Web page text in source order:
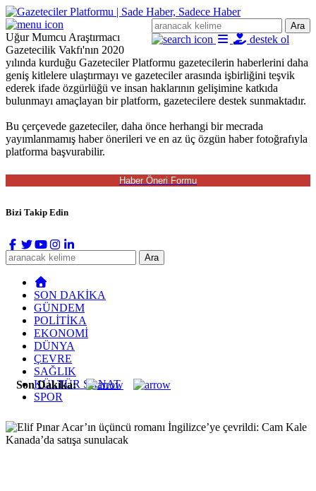
Ara
destek ol
Uğur Mumcu Araştırmacı
Gazetecilik Vakfı'nın 2020
yılında kurduğu Gazeteciler Platformu gazetecilerin haberlerini daha
geniş kitlelere ulaştırmayı ve gazeteciler arasında işbirliğini teşvik
ederek ifade özgürlüğü ve insan haklarının gelişimine katkıda
bulunmayı amaçlayan bir platform, gazetecilere destek sunmaktadır.
Bu çerçevede gazeteciler, daha önce herhangi bir mecrada
yayımlanmamış haber önerileri ve en az üç özgün haber fotoğrafıyla
platforma başvurabilir.
Bizi Takip Edin
Ara
SON DAKİKA
GÜNDEM
POLİTİKA
EKONOMİ
DÜNYA
ÇEVRE
SAĞLIK
KÜLTÜR SANAT
SPOR
Son Dakika: